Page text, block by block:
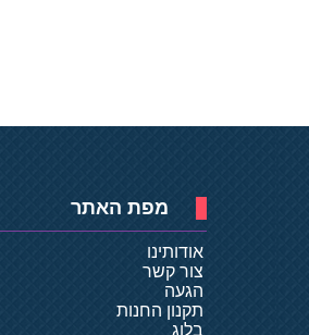
מפת האתר
אודותינו
צור קשר
הגעה
תקנון החנות
בלוג